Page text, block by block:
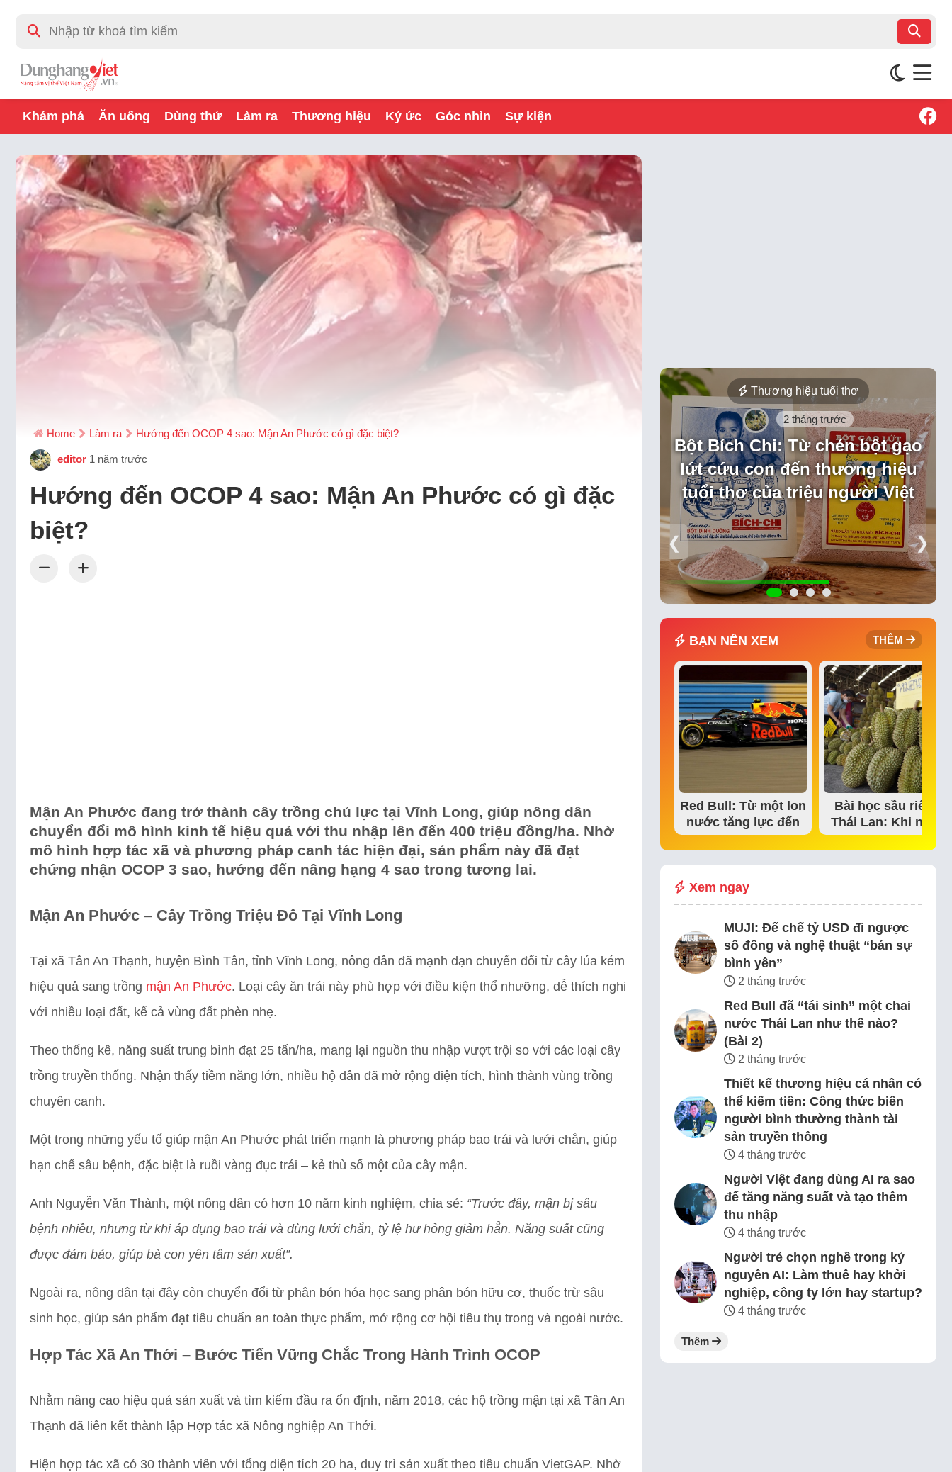
Khám phá Ăn uống Dùng thử Làm ra Thương hiệu Ký ức Góc nhìn Sự kiện
Home Làm ra Hướng đến OCOP 4 sao: Mận An Phước có gì đặc biệt?
editor 1 năm trước
Hướng đến OCOP 4 sao: Mận An Phước có gì đặc
biệt?
Mận An Phước đang trở thành cây trồng chủ lực tại Vĩnh Long, giúp nông dân
chuyển đổi mô hình kinh tế hiệu quả với thu nhập lên đến 400 triệu đồng/ha. Nhờ
mô hình hợp tác xã và phương pháp canh tác hiện đại, sản phẩm này đã đạt
chứng nhận OCOP 3 sao, hướng đến nâng hạng 4 sao trong tương lai.
Mận An Phước – Cây Trồng Triệu Đô Tại Vĩnh Long
Tại xã Tân An Thạnh, huyện Bình Tân, tỉnh Vĩnh Long, nông dân đã mạnh dạn chuyển đổi từ cây lúa kém
hiệu quả sang trồng mận An Phước. Loại cây ăn trái này phù hợp với điều kiện thổ nhưỡng, dễ thích nghi
với nhiều loại đất, kể cả vùng đất phèn nhẹ.
Theo thống kê, năng suất trung bình đạt 25 tấn/ha, mang lại nguồn thu nhập vượt trội so với các loại cây
trồng truyền thống. Nhận thấy tiềm năng lớn, nhiều hộ dân đã mở rộng diện tích, hình thành vùng trồng
chuyên canh.
Một trong những yếu tố giúp mận An Phước phát triển mạnh là phương pháp bao trái và lưới chắn, giúp
hạn chế sâu bệnh, đặc biệt là ruồi vàng đục trái – kẻ thù số một của cây mận.
Anh Nguyễn Văn Thành, một nông dân có hơn 10 năm kinh nghiệm, chia sẻ: “Trước đây, mận bị sâu
bệnh nhiều, nhưng từ khi áp dụng bao trái và dùng lưới chắn, tỷ lệ hư hỏng giảm hẳn. Năng suất cũng
được đảm bảo, giúp bà con yên tâm sản xuất”.
Ngoài ra, nông dân tại đây còn chuyển đổi từ phân bón hóa học sang phân bón hữu cơ, thuốc trừ sâu
sinh học, giúp sản phẩm đạt tiêu chuẩn an toàn thực phẩm, mở rộng cơ hội tiêu thụ trong và ngoài nước.
Hợp Tác Xã An Thới – Bước Tiến Vững Chắc Trong Hành Trình OCOP
Nhằm nâng cao hiệu quả sản xuất và tìm kiếm đầu ra ổn định, năm 2018, các hộ trồng mận tại xã Tân An
Thạnh đã liên kết thành lập Hợp tác xã Nông nghiệp An Thới.
Hiện hợp tác xã có 30 thành viên với tổng diện tích 20 ha, duy trì sản xuất theo tiêu chuẩn VietGAP. Nhờ
Thương hiệu tuổi thơ
2 tháng trước
Bột Bích Chi: Từ chén bột gạo
lứt cứu con đến thương hiệu
tuổi thơ của triệu người Việt
❮ ❯
BẠN NÊN XEM THÊM
Red Bull: Từ một lon
nước tăng lực đến
đế chế thể…
Bài học sầu riêng
Thái Lan: Khi niềm
tin thị trường bắt…
Xem ngay
MUJI: Đế chế tỷ USD đi ngược
số đông và nghệ thuật “bán sự
bình yên”
2 tháng trước
Red Bull đã “tái sinh” một chai
nước Thái Lan như thế nào?
(Bài 2)
2 tháng trước
Thiết kế thương hiệu cá nhân có
thể kiếm tiền: Công thức biến
người bình thường thành tài
sản truyền thông
4 tháng trước
Người Việt đang dùng AI ra sao
để tăng năng suất và tạo thêm
thu nhập
4 tháng trước
Người trẻ chọn nghề trong kỷ
nguyên AI: Làm thuê hay khởi
nghiệp, công ty lớn hay startup?
4 tháng trước
Thêm